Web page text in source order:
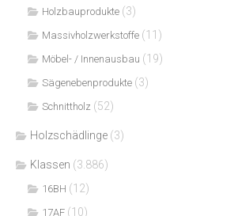
Holzbauprodukte (3)
Massivholzwerkstoffe (11)
Möbel- / Innenausbau (19)
Sägenebenprodukte (3)
Schnittholz (52)
Holzschädlinge (3)
Klassen (3.886)
16BH (12)
17AF (10)